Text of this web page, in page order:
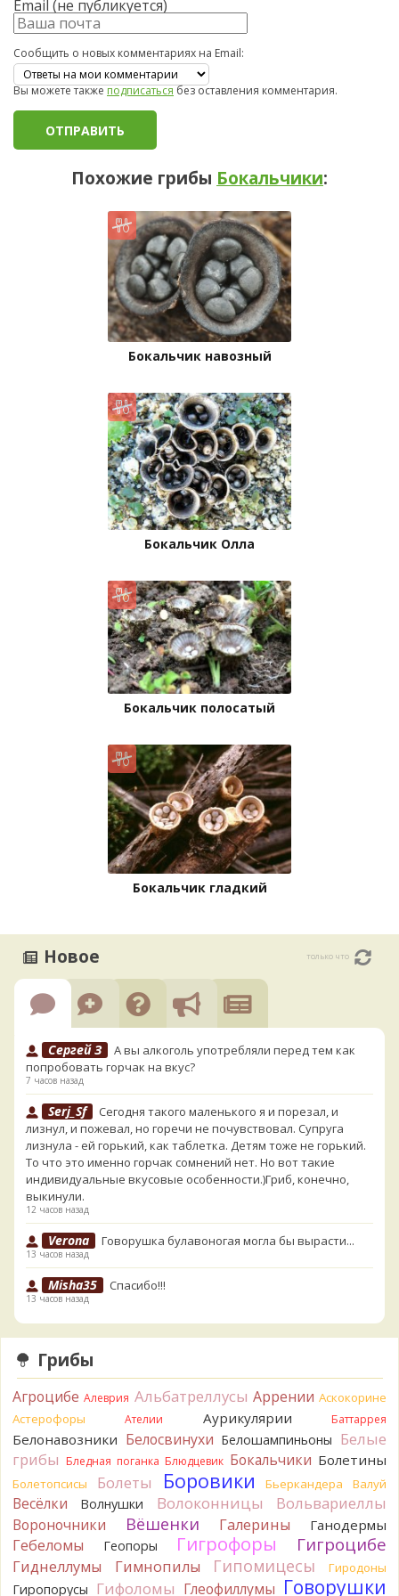
Email (не публикуется)
Сообщить о новых комментариях на Email:
Вы можете также подписаться без оставления комментария.
Похожие грибы Бокальчики:
Бокальчик навозный
Бокальчик Олла
Бокальчик полосатый
Бокальчик гладкий
Новое только что
Сергей З
А вы алкоголь употребляли перед тем как
попробовать горчак на вкус?
7 часов назад
Serj_Sf
Сегодня такого маленького я и порезал, и
лизнул, и пожевал, но горечи не почувствовал. Супруга
лизнула - ей горький, как таблетка. Детям тоже не горький.
То что это именно горчак сомнений нет. Но вот такие
индивидуальные вкусовые особенности.)Гриб, конечно,
выкинули.
12 часов назад
Verona Говорушка булавоногая могла бы вырасти...
13 часов назад
Misha35 Спасибо!!!
13 часов назад
точно нет! P.S. Вячеслав, мы ждём ваших подтверждений
насчёт того, что на разных фото не один и тот же гриб. Они
хорошо было бы упорядочить это с вашим участием.
Разные грибы нужно разнести по разным вопросам!
BorisM Однозначно польский!
BorisM
Николай, дайте уточнение насчёт изменения
цвета гриба на срезе. Без этой информации до конца
сложно выбрать между жёлтым и собачьим груздями!
BorisM Очевидный подберезовик!
Грибы
Агроцибе Алеврия Альбатреллусы Аррении Аскокорине
Астерофоры
Ателии Аурикулярии Баттаррея
Белонавозники Белосвинухи Белошампиньоны Белые
грибы Бледная поганка Блюдцевик Бокальчики Болетины
Болетопсисы Болеты Боровики Бьеркандера Валуй
Весёлки Волнушки Волоконницы Вольвариеллы
Вороночники Вёшенки Галерины Ганодермы
Гебеломы Геопоры Гигрофоры Гигроцибе
Гиднеллумы Гимнопилы Гипомицесы Гиродоны
Гиропорусы Гифоломы Глеофиллумы Говорушки